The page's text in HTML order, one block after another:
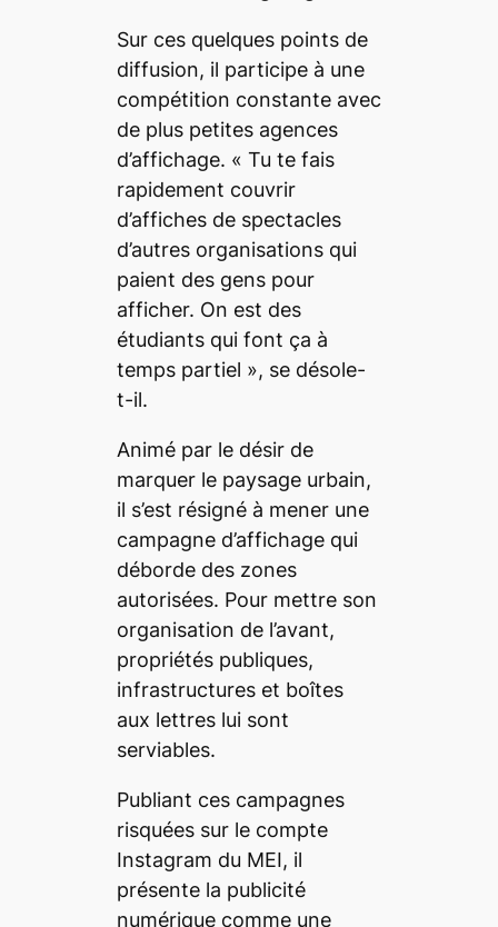
Sur ces quelques points de
diffusion, il participe à une
compétition constante avec
de plus petites agences
d’affichage. « Tu te fais
rapidement couvrir
d’affiches de spectacles
d’autres organisations qui
paient des gens pour
afficher. On est des
étudiants qui font ça à
temps partiel », se désole-
t-il.
Animé par le désir de
marquer le paysage urbain,
il s’est résigné à mener une
campagne d’affichage qui
déborde des zones
autorisées. Pour mettre son
organisation de l’avant,
propriétés publiques,
infrastructures et boîtes
aux lettres lui sont
serviables.
Publiant ces campagnes
risquées sur le compte
Instagram du MEI, il
présente la publicité
numérique comme une